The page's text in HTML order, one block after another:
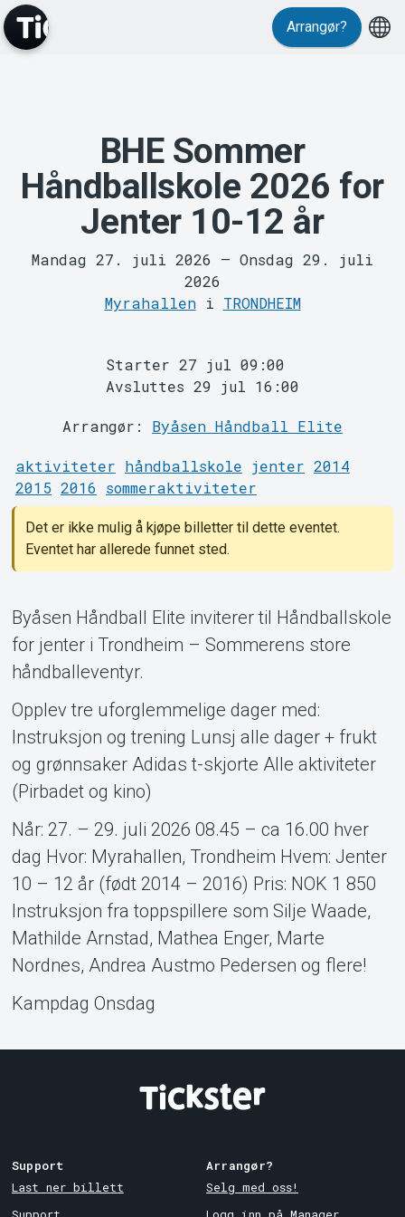
MyTickster
Support
Om Tickster
Arrangør?
BHE Sommer
Håndballskole 2026 for
Jenter 10-12 år
Mandag 27. juli 2026 – Onsdag 29. juli
2026
Myrahalleni TRONDHEIM
Starter 27 jul 09:00
Avsluttes 29 jul 16:00
Arrangør: Byåsen Håndball Elite
aktiviteter håndballskole jenter 2014
2015 2016 sommeraktiviteter
Det er ikke mulig å kjøpe billetter til dette eventet.
Eventet har allerede funnet sted.
Byåsen Håndball Elite inviterer til Håndballskole
for jenter i Trondheim – Sommerens store
håndballeventyr.
Opplev tre uforglemmelige dager med:
Instruksjon og trening Lunsj alle dager + frukt
og grønnsaker Adidas t-skjorte Alle aktiviteter
(Pirbadet og kino)
Når: 27. – 29. juli 2026 08.45 – ca 16.00 hver
dag Hvor: Myrahallen, Trondheim Hvem: Jenter
10 – 12 år (født 2014 – 2016) Pris: NOK 1 850
Instruksjon fra toppspillere som Silje Waade,
Mathilde Arnstad, Mathea Enger, Marte
Nordnes, Andrea Austmo Pedersen og flere!
Kampdag Onsdag
Support
Last ner billett
Support
Arrangør?
Selg med oss!
Logg inn på Manager